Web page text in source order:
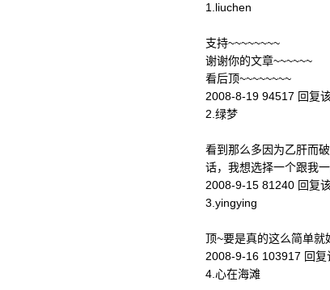
1.liuchen
支持~~~~~~~~
谢谢你的文章~~~~~~
看后顶~~~~~~~~
2008-8-19 94517 回复
2.绿梦
看到那么多因为乙肝而
话，我想选择一个跟我
2008-9-15 81240 回复
3.yingying
顶~要是真的这么简单就
2008-9-16 103917 回复
4.心在海滩